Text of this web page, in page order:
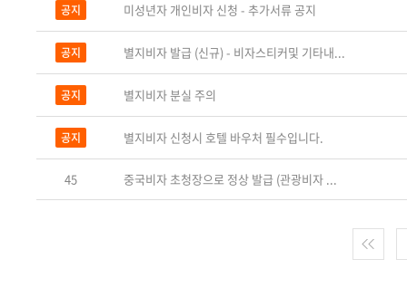
공지 미성년자 개인비자 신청 - 추가서류 공지
공지 별지비자 발급 (신규) - 비자스티커및 기타내...
공지 별지비자 분실 주의
공지 별지비자 신청시 호텔 바우처 필수입니다.
45 중국비자 초청장으로 정상 발급 (관광비자 ...